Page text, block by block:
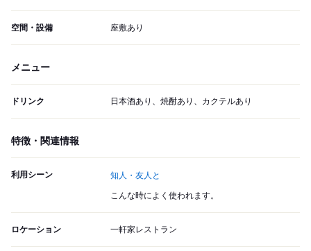
空間・設備 座敷あり
メニュー
ドリンク 日本酒あり、焼酎あり、カクテルあり
特徴・関連情報
利用シーン 知人・友人と
こんな時によく使われます。
ロケーション 一軒家レストラン